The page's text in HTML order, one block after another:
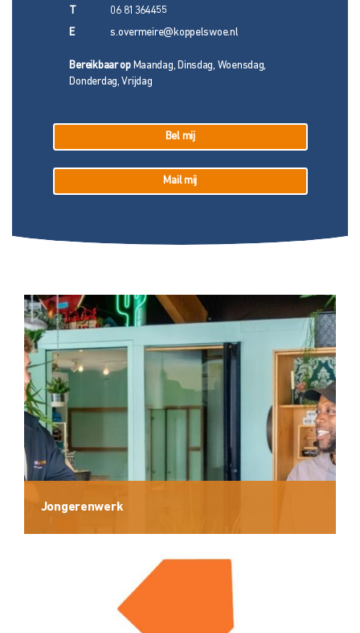
06 81364455
E s.overmeire@koppelswoe.nl
Bereikbaar opMaandag, Dinsdag, Woensdag,
Donderdag, Vrijdag
Bel mij
Mail mij
Jongerenwerk